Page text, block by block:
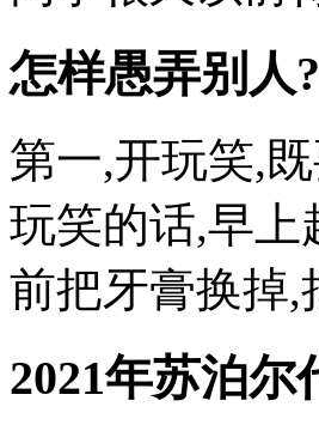
怎样愚弄别人?
第一,开玩笑,
玩笑的话,早上
前把牙膏换掉,
2021年苏泊尔